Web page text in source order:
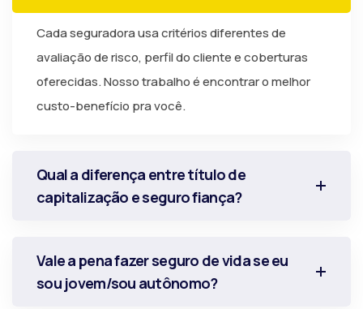
Cada seguradora usa critérios diferentes de
avaliação de risco, perfil do cliente e coberturas
oferecidas. Nosso trabalho é encontrar o melhor
custo-benefício pra você.
Qual a diferença entre título de
capitalização e seguro fiança?
Vale a pena fazer seguro de vida se eu
sou jovem/sou autônomo?